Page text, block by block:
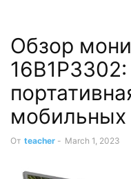
Обзор
мобильных
От teacher - March 1, 2023